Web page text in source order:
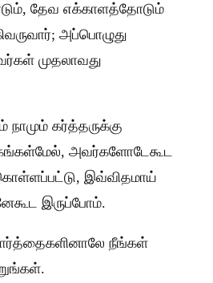
தேவ எக்காளத்தோடும்
அப்பொழுது
முதலாவது
நாமும் கர்த்தருக்கு
அவர்களோடேகூட
இவ்விதமாய்
இருப்போம்.
நீங்கள்